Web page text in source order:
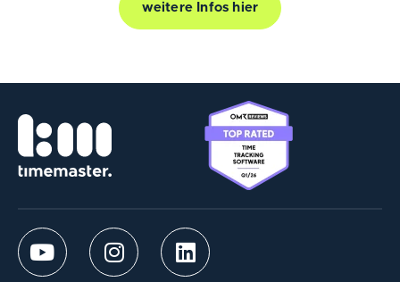
weitere Infos hier